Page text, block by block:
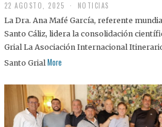
22 AGOSTO, 2025
2
A
G
O
S
2
5
NOTICIAS
La Dra. Ana Mafé García, referente
Santo Cáliz, lidera la consolidación
Grial La Asociación Internacional
Santo Grial More